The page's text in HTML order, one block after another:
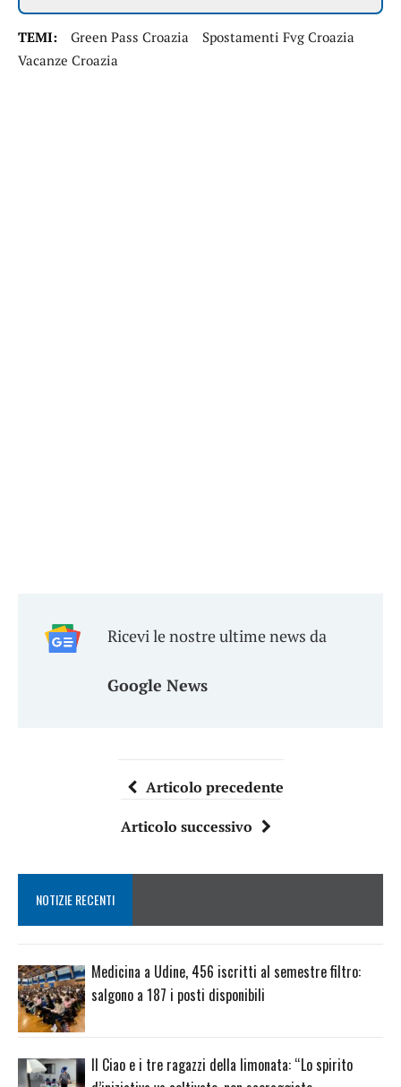
TEMI: Green Pass Croazia
Spostamenti Fvg Croazia
Vacanze Croazia
Ricevi le nostre ultime news da
Google News
Articolo precedente
Articolo successivo
NOTIZIE RECENTI
Medicina a Udine, 456 iscritti al semestre filtro:
salgono a 187 i posti disponibili
Il Ciao e i tre ragazzi della limonata: “Lo spirito